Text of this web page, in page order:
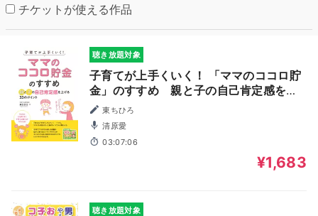
チケットが使える作品
聴き放題対象
子育てが上手くいく！ 「ママのココロ貯
金」のすすめ 親と子の自己肯定感を上
げる33のポイント
東ちひろ
清原愛
03:07:06
¥1,683
聴き放題対象